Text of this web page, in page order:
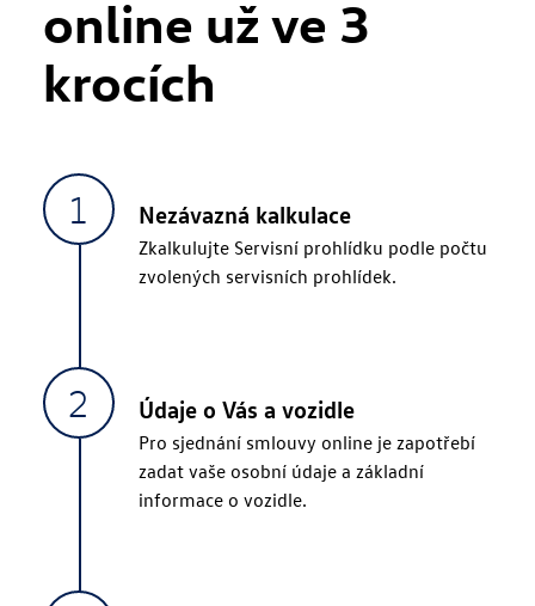
online už ve 3
krocích
Nezávazná kalkulace
Zkalkulujte Servisní prohlídku podle počtu
zvolených servisních prohlídek.
Údaje o Vás a vozidle
Pro sjednání smlouvy online je zapotřebí
zadat vaše osobní údaje a základní
informace o vozidle.